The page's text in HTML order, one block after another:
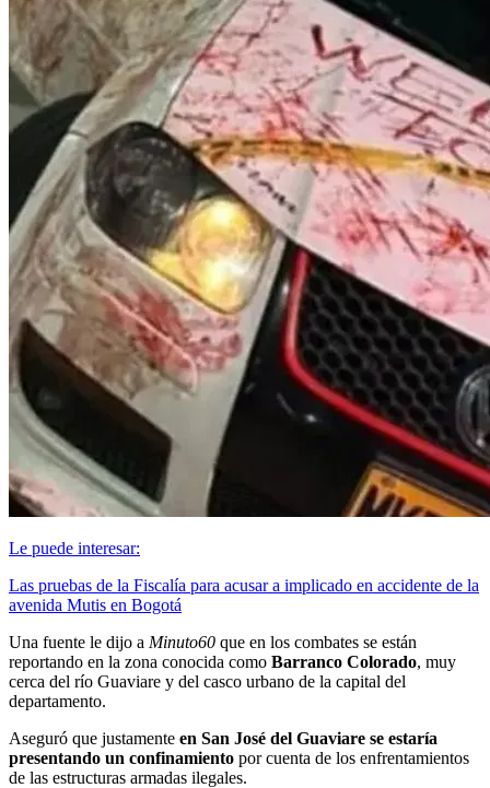
Le puede interesar:
Las pruebas de la Fiscalía para acusar a implicado en accidente de la
avenida Mutis en Bogotá
Una fuente le dijo a Minuto60 que en los combates se están
reportando en la zona conocida como Barranco Colorado, muy
cerca del río Guaviare y del casco urbano de la capital del
departamento.
Aseguró que justamente en San José del Guaviare se estaría
presentando un confinamiento por cuenta de los enfrentamientos
de las estructuras armadas ilegales.